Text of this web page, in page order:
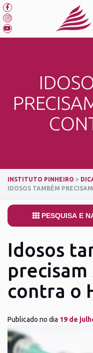
Skip
to
content
INSTITUTO PINHEIRO >
IDOSOS TAMBÉM
PESQUISA E
Idosos
contra o
Publicado no dia 19 de